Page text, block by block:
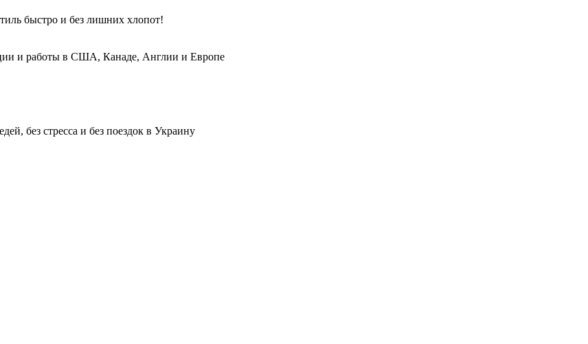
быстро и без лишних хлопот!
и работы в США, Канаде, Англии и Европе
без стресса и без поездок в Украину